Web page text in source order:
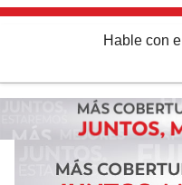
Hable con el